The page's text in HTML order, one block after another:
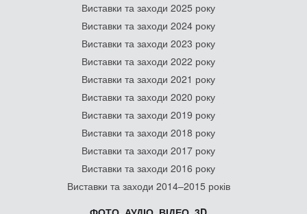
Виставки та заходи 2025 року
Виставки та заходи 2024 року
Виставки та заходи 2023 року
Виставки та заходи 2022 року
Виставки та заходи 2021 року
Виставки та заходи 2020 року
Виставки та заходи 2019 року
Виставки та заходи 2018 року
Виставки та заходи 2017 року
Виставки та заходи 2016 року
Виставки та заходи 2014–2015 років